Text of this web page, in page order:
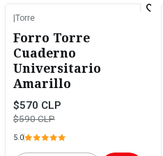
Torre
Forro Torre
Cuaderno
Universitario
Amarillo
$570 CLP
$590 CLP
5.0